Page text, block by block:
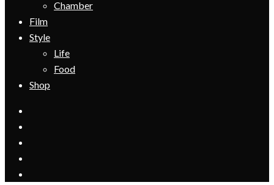
Chamber
Film
Style
Life
Food
Shop